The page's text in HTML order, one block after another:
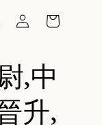
,中
升,